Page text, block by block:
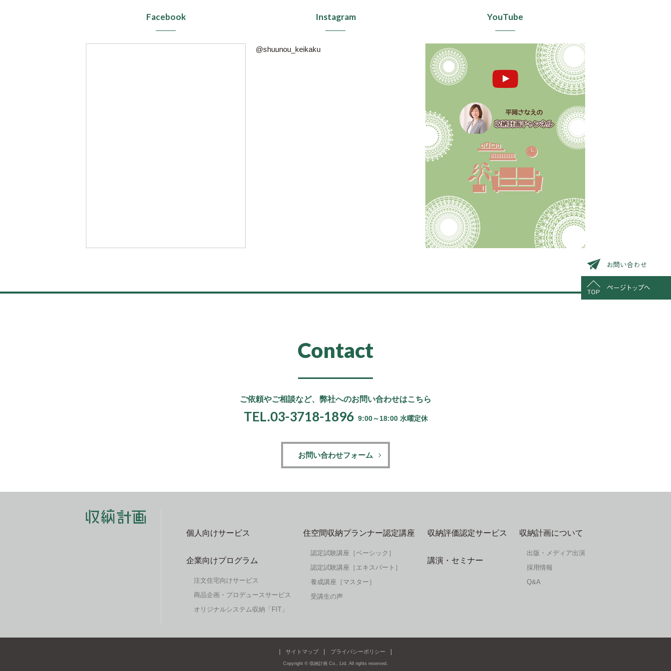
Facebook Instagram
@shuunou_keikaku
YouTube
Contact
ご依頼やご相談など、 弊社へのお問い合わせはこちら
TEL.03-3718-1896 9:00～18:00 水曜定休
お問い合わせフォーム
個人向けサービス
企業向けプログラム
注文住宅向けサービス
商品企画・プロデュースサービス
オリジナルシステム収納「FIT」
住空間収納プランナー認定講座
認定試験講座［ベーシック］
認定試験講座［エキスパート］
養成講座［マスター］
受講生の声
収納評価認定サービス
講演・セミナー
収納計画について
出版・メディア出演
採用情報
Q&A
サイトマップ プライバシーポリシー
Copyright © 収納計画 Co., Ltd. All rights reserved.